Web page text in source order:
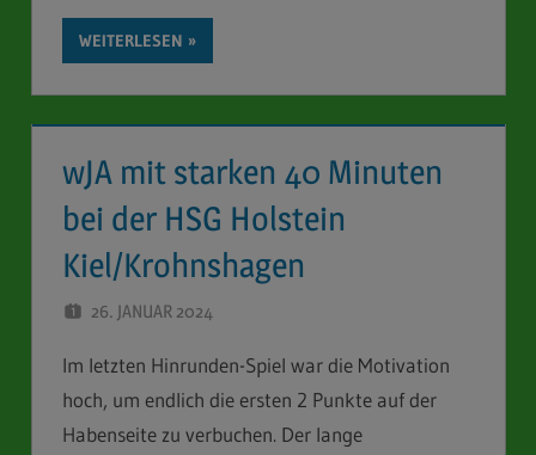
WEITERLESEN
wJA mit starken 40 Minuten
bei der HSG Holstein
Kiel/Krohnshagen
26. JANUAR 2024
Im letzten Hinrunden-Spiel war die Motivation
hoch, um endlich die ersten 2 Punkte auf der
Habenseite zu verbuchen. Der lange